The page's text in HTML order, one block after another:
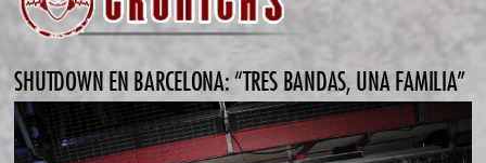
SHUTDOWN EN BARCELONA: “TRES BANDAS, UNA FAMILIA”